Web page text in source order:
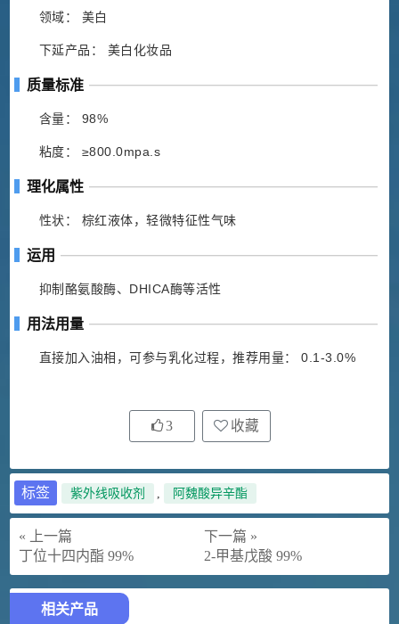
领域： 美白
下延产品： 美白化妆品
质量标准
含量： 98%
粘度： ≥800.0mpa.s
理化属性
性状： 棕红液体，轻微特征性气味
运用
抑制酪氨酸酶、DHICA酶等活性
用法用量
直接加入油相，可参与乳化过程，推荐用量： 0.1-3.0%
3 收藏
标签 紫外线吸收剂 , 阿魏酸异辛酯
« 上一篇
丁位十四内酯 99%
下一篇 »
2-甲基戊酸 99%
相关产品